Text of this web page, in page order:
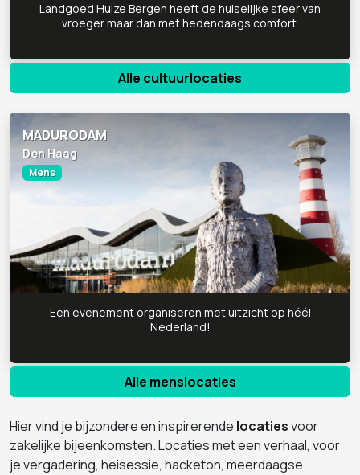
Landgoed Huize Bergen heeft de huiselijke sfeer van
vroeger maar dan met hedendaags comfort.
Alle cultuurlocaties
MADURODAM
Den Haag
Mens
Een evenement organiseren met uitzicht op héél
Nederland!
Alle menslocaties
Hier vind je bijzondere en inspirerende locatiesvoor
zakelijke bijeenkomsten. Locaties met een verhaal, voor
je vergadering, heisessie, hacketon, meerdaagse